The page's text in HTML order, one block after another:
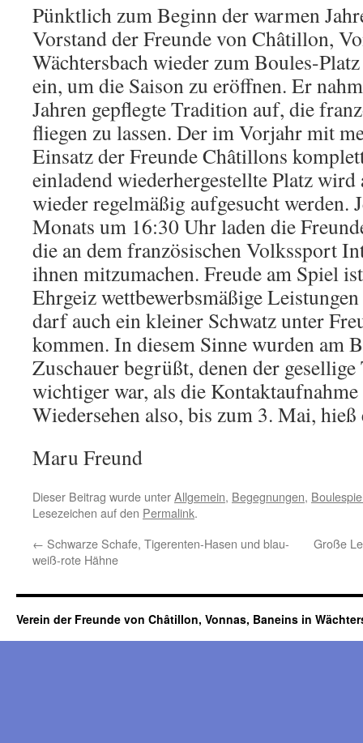
Pünktlich zum Beginn der warmen
Vorstand der Freunde von Châtillon,
Wächtersbach wieder zum Boules-
ein, um die Saison zu eröffnen. Er
Jahren gepflegte Tradition auf, die
fliegen zu lassen. Der im Vorjahr mit
Einsatz der Freunde Châtillons
einladend wiederhergestellte Platz wird
wieder regelmäßig aufgesucht werden.
Monats um 16:30 Uhr laden die
die an dem französischen Volkssport
ihnen mitzumachen. Freude am Spiel
Ehrgeiz wettbewerbsmäßige
darf auch ein kleiner Schwatz unter
kommen. In diesem Sinne wurden am
Zuschauer begrüßt, denen der
wichtiger war, als die
Wiedersehen also, bis zum 3. Mai, hieß
Maru Freund
Dieser Beitrag wurde unterAllgemein, Begegnungen,
Lesezeichen auf den Permalink.
← Schwarze Schafe, Tigerenten-Hasen und blau-
weiß-rote Hähne
Große
Verein der Freunde von Châtillon, Vonnas, Baneins in